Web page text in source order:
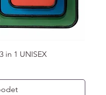
in 1 UNISEX